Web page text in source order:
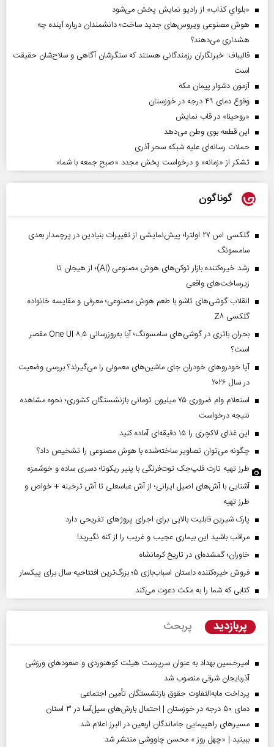
«بلواي کذاب» از رادیو نمایش پخش می‌شود
هوش مصنوعی ویروس‌های جدید ساخت؛ دانشمندان درباره آینده چه
هشداری می‌دهند؟
قالیباف: خبرنگاران رزمندگانی هستند که سنگرشان آگاهی و سلاح‌شان حقیقت
است
آزمون دشوار پیمان مکه
وقوع دمای ۴۹ درجه در خوزستان
«روحینا» در قاب نمایش
این قطعه بوی وطن می‌دهد
حملات رسانه‌ای علیه شبکه سحر آذری
تشکر از «زمانه» و درخواست پخش مجدد «صبح جمعه با شما»
گوناگون
گلکسی اس ۲۷ اولترا؛ پیش‌نمایشی از تغییرات بنیادین در پرچمدار بعدی
سامسونگ
رشد خیره‌کننده بازار توکن‌های هوش مصنوعی (AI)؛ از هیجان تا
زیرساخت‌های واقعی
انقلاب گوشی‌های تاشو‌ با طعم هوش مصنوعی؛ معرفی و مقایسه خانواده
گلکسی Z۸
بحران باتری در گوشی‌های سامسونگ؛ آیا به‌روزرسانی One UI ۸.۵ مقصر
است؟
آیا خودروهای خودران جای ماشین‌های معمولی را می‌گیرند؟ بررسی وضعیت
در سال ۲۰۲۶
استعلام وام ضروری ۷۵ میلیون تومانی بازنشستگان کشوری؛ نحوه مشاهده
نتیجه درخواست
این غذای لاکچری را ۱۵ دقیقه‌ای آماده کنید
چگونه می‌توان تصاویر ساخته‌شده با هوش مصنوعی را تشخیص داد؟
طرز تهیه تارت فلپ‌جک توت‌فرنگی با پنیر ریکوتا؛ دسری ساده و خوشمزه
آشنایی با آش‌های اصیل ایرانی؛ از آش عباسعلی تا آش ترخینه + خواص و
طرز تهیه
پارک شیرین قابلیت‌ بالایی برای اجرای پروژهای تفریحی دارد
مراقب باشید این بیماری عجیب و غریب را از کنه نگیرید!
خاوران؛ گمشده‌ای در تاریخ کرمانشاه
فروش خیره‌کننده داستان اسباب‌بازی ۵؛ بزرگ‌ترین افتتاحیه سال برای پیکسار
کتابی که شما را به مکث دعوت می‌کند
پربازدید پربحث
امیرحسین بهداد به عنوان سرپرست هیئت کوهنوردی و صعودهای ورزشی
آذربایجان شرقی منصوب شد
پرداخت مابه‌التفاوت حقوق بازنشستگان تأمین اجتماعی
دمای ۵۰ درجه در خوزستان | احتمال بارش‌های سیل‌آسا در ۳ استان
مسیر‌های راهپیمایی جاماندگان اربعین در البرز اعلام شد
ببینید | «چهل روز » محسن چاووشی منتشر شد